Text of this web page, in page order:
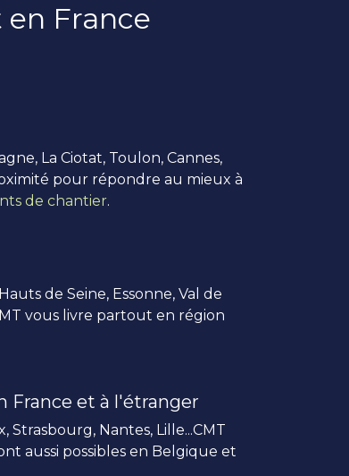
France
La Ciotat, Toulon, Cannes,
pour répondre au mieux à
de chantier.
de Seine, Essonne, Val de
vous livre partout en région
France et à l'étranger
Strasbourg, Nantes, Lille...CMT
aussi possibles en Belgique et